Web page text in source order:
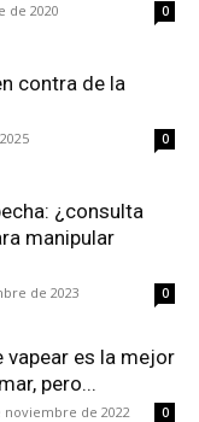
de 2020 0
contra de la
0
¿consulta
manipular
de 2023 0
vapear es la mejor
pero...
noviembre de 2022 0